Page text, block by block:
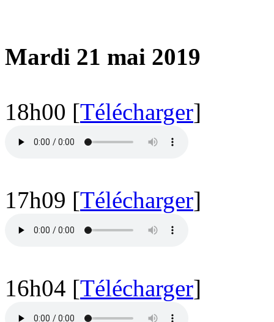
Mardi 21 mai 2019
18h00 [Télécharger]
17h09 [Télécharger]
16h04 [Télécharger]